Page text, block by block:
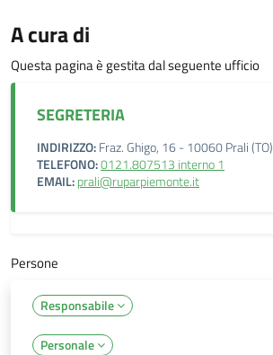
A cura di
Questa pagina è gestita dal seguente ufficio
SEGRETERIA
INDIRIZZO:Fraz. Ghigo, 16 - 10060 Prali (TO)
TELEFONO:0121.807513 interno 1
EMAIL:prali@ruparpiemonte.it
Persone
Responsabile
Personale